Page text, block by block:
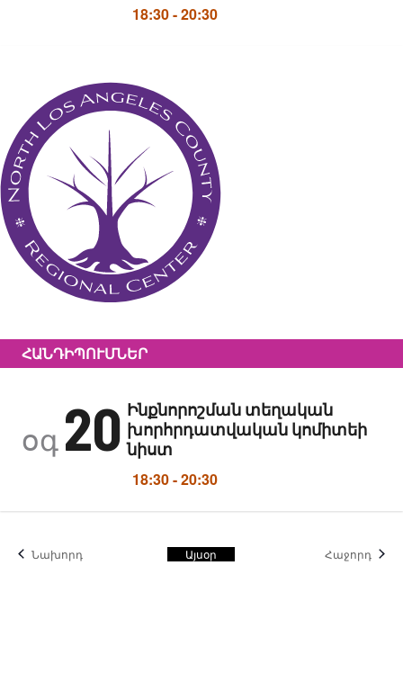
18:30-20:30
ՀԱՆԴԻՊՈՒՄՆԵՐ
օգ 20 Ինքնորոշման տեղական
խորհրդատվական կոմիտեի
նիստ
18:30-20:30
Նախորդ ԻրադարձություններԱյսօր Հաջորդ